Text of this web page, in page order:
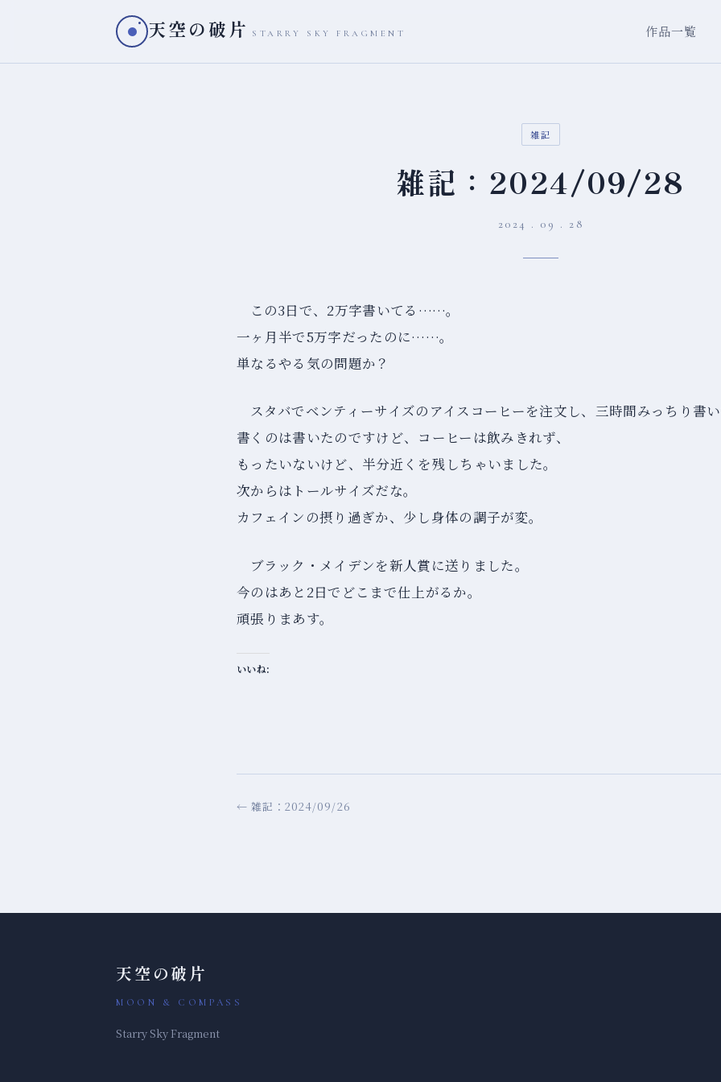
天空の破片 STARRY SKY FRAGMENT 作品一覧
雑記
雑記：2024/09/28
2024 . 09 . 28
この3日で、2万字書いてる……。
一ヶ月半で5万字だったのに……。
単なるやる気の問題か？
スタバでベンティーサイズのアイスコーヒーを注文し、三時間みっちり書い
書くのは書いたのですけど、コーヒーは飲みきれず、
もったいないけど、半分近くを残しちゃいました。
次からはトールサイズだな。
カフェインの摂り過ぎか、少し身体の調子が変。
ブラック・メイデンを新人賞に送りました。
今のはあと2日でどこまで仕上がるか。
頑張りまあす。
いいね:
← 雑記：2024/09/26
天空の破片
MOON & COMPASS
Starry Sky Fragment